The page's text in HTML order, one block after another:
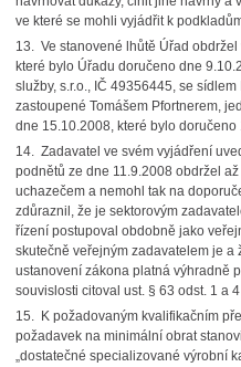
ve které se mohli vyjádřit k
13. Ve stanovené lhůtě Úřad
které bylo Úřadu doručeno dne
služby, s.r.o., IČ 49356445, se
zastoupené Tomášem Pfortnerem,
dne 15.10.2008, které bylo doručeno
14. Zadavatel ve svém vyjádření
podnětů ze dne 11.9.2008 obdržel
uchazečem a nemohl tak na
zdůraznil, že je sektorovým
řízení postupoval obdobně jako
skutečně veřejným zadavatelem je a
ustanovení zákona platná výhradně
souvislosti citoval ust. § 63 odst. 1 a
15. K požadovaným kvalifikačním
požadavek na minimální obrat
„dostatečné specializované výrobní